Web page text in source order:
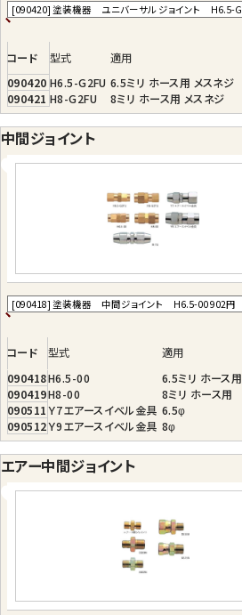
コード 型式 適用
090420 H6.5-G2FU 6.5ミリ ホース用 メスネジ
090421 H8-G2FU 8ミリ ホース用 メスネジ
中間ジョイント
コード 型式 適用
090418H6.5-00 6.5ミリ ホース用
090419H8-00 8ミリ ホース用
090511Ｙ7エアースイベル金具 6.5φ
090512Ｙ9エアースイベル金具 8φ
エアー中間ジョイント